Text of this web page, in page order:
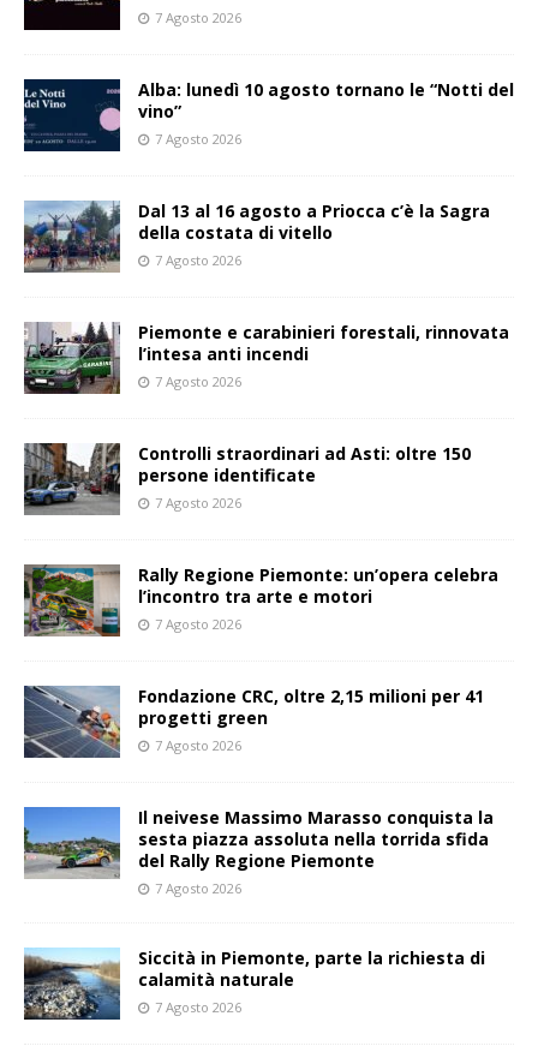
7 Agosto 2026
Alba: lunedì 10 agosto tornano le “Notti del
vino”
7 Agosto 2026
Dal 13 al 16 agosto a Priocca c’è la Sagra
della costata di vitello
7 Agosto 2026
Piemonte e carabinieri forestali, rinnovata
l’intesa anti incendi
7 Agosto 2026
Controlli straordinari ad Asti: oltre 150
persone identificate
7 Agosto 2026
Rally Regione Piemonte: un’opera celebra
l’incontro tra arte e motori
7 Agosto 2026
Fondazione CRC, oltre 2,15 milioni per 41
progetti green
7 Agosto 2026
Il neivese Massimo Marasso conquista la
sesta piazza assoluta nella torrida sfida
del Rally Regione Piemonte
7 Agosto 2026
Siccità in Piemonte, parte la richiesta di
calamità naturale
7 Agosto 2026